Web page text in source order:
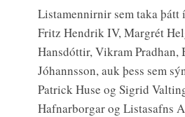
Listamennirnir sem taka
Fritz Hendrik IV, Margrét
Hansdóttir, Vikram
Jóhannsson, auk þess sem
Patrick Huse og Sigrid
Hafnarborgar og Listasafns